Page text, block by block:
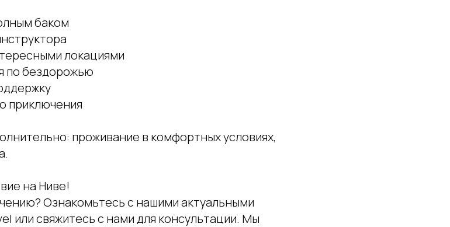
баком
локациями
по бездорожью
приключения
проживание в комфортных условиях,
на Ниве!
Ознакомьтесь с нашими актуальными
или свяжитесь с нами для консультации. Мы